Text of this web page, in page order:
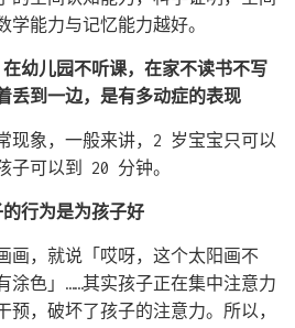
学能力与记忆能力越好。
幼儿园不听课，在家不读书不写
丢到一边，是有多动症的表现
现象，一般来讲，2 岁宝宝只可以
子可以到 20 分钟。
行为是为孩子好
画，就说「哎呀，这个太阳画不
涂色」……其实孩子正在集中注意力
预，破坏了孩子的注意力。所以，